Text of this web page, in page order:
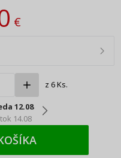
€
z 6 Ks.
12.08
14.08